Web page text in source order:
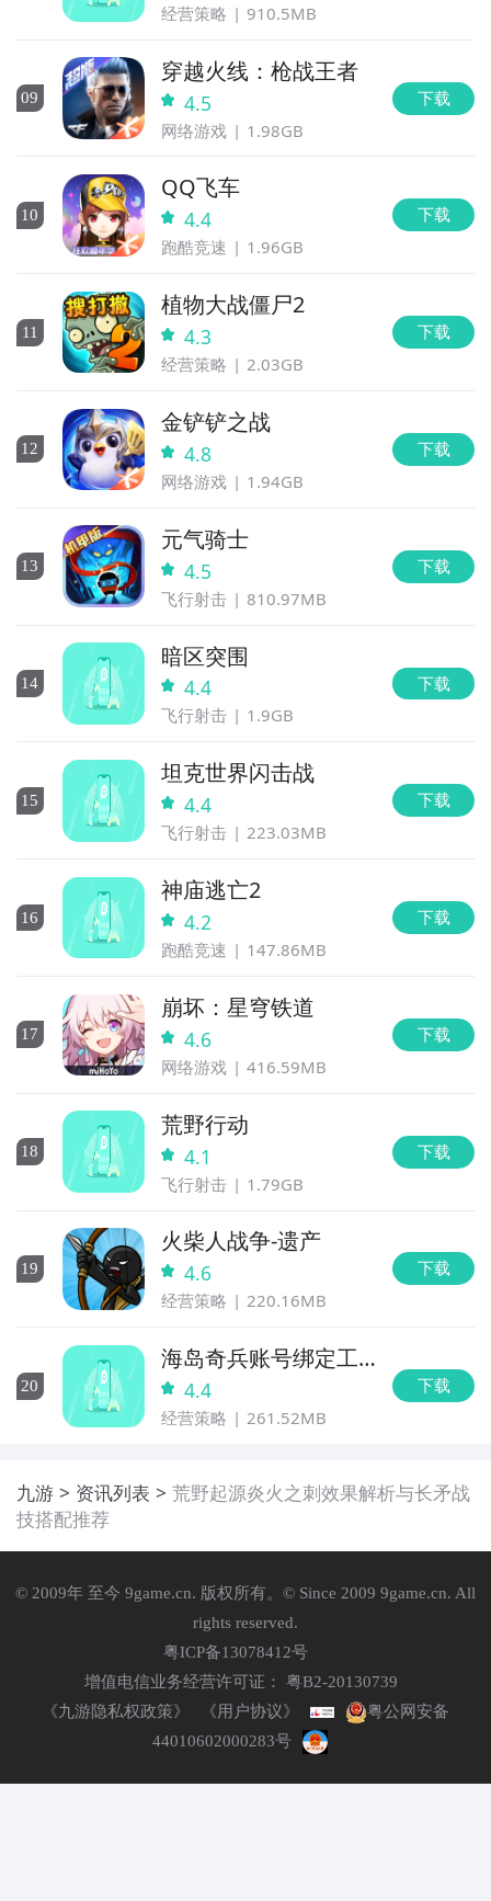
经营策略 910.5MB
09
穿越火线：枪战王者
4.5
网络游戏 1.98GB
下载
10
QQ飞车
4.4
跑酷竞速 1.96GB
下载
11
植物大战僵尸2
4.3
经营策略 2.03GB
下载
12
金铲铲之战
4.8
网络游戏 1.94GB
下载
13
元气骑士
4.5
飞行射击 810.97MB
下载
14
暗区突围
4.4
飞行射击 1.9GB
下载
15
坦克世界闪击战
4.4
飞行射击 223.03MB
下载
16
神庙逃亡2
4.2
跑酷竞速 147.86MB
下载
17
崩坏：星穹铁道
4.6
网络游戏 416.59MB
下载
18
荒野行动
4.1
飞行射击 1.79GB
下载
19
火柴人战争-遗产
4.6
经营策略 220.16MB
下载
20
海岛奇兵账号绑定工
具 4.4
经营策略 261.52MB
下载
九游 资讯列表
荒野起源炎火之刺效果解析与长矛战
技搭配推荐
© 2009年 至今 9game.cn. 版权所有。© Since 2009 9game.cn. All
rights reserved.
粤ICP备13078412号
增值电信业务经营许可证： 粤B2-20130739
《九游隐私权政策》
《用户协议》
粤公网安备
44010602000283号